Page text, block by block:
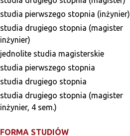
studia pierwszego stopnia (inżynier)
studia drugiego stopnia (magister
inżynier)
jednolite studia magisterskie
studia pierwszego stopnia
studia drugiego stopnia
studia drugiego stopnia (magister
inżynier, 4 sem.)
FORMA STUDIÓW